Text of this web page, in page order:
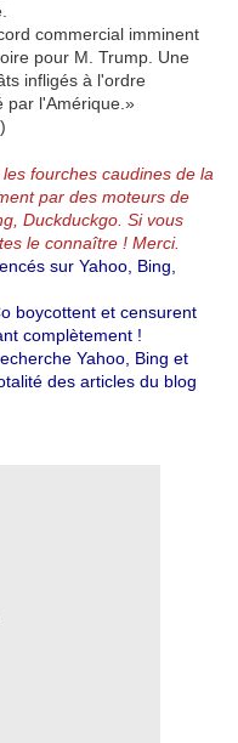
commercial imminent
pour M. Trump. Une
infligés à l'ordre
par l'Amérique.»
fourches caudines de la
par des moteurs de
Duckduckgo. Si vous
le connaître ! Merci.
sur Yahoo, Bing,
boycottent et censurent
complètement !
Yahoo, Bing et
des articles du blog